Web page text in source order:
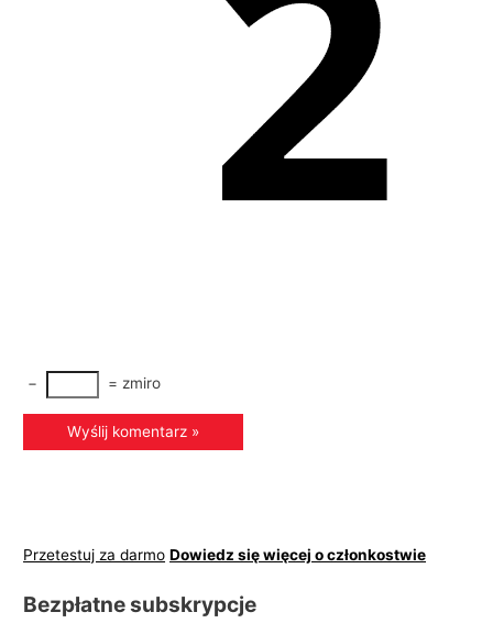
− = zmiro
Przetestuj za darmo Dowiedz się więcej o członkostwie
Bezpłatne subskrypcje